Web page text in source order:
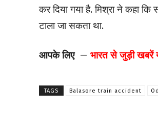
कर दिया गया है. मिश्रा ने कहा
टाला जा सकता था.
आपके लिए – भारत से जुड़ी खबरें
TAGS Balasore train accident